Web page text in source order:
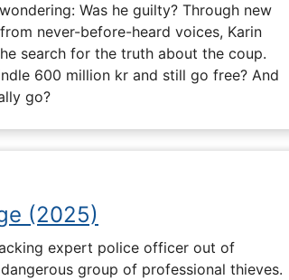
Was he guilty? Through new
never-before-heard voices, Karin
search for the truth about the coup.
600 million kr and still go free? And
go?
(2025)
expert police officer out of
group of professional thieves.